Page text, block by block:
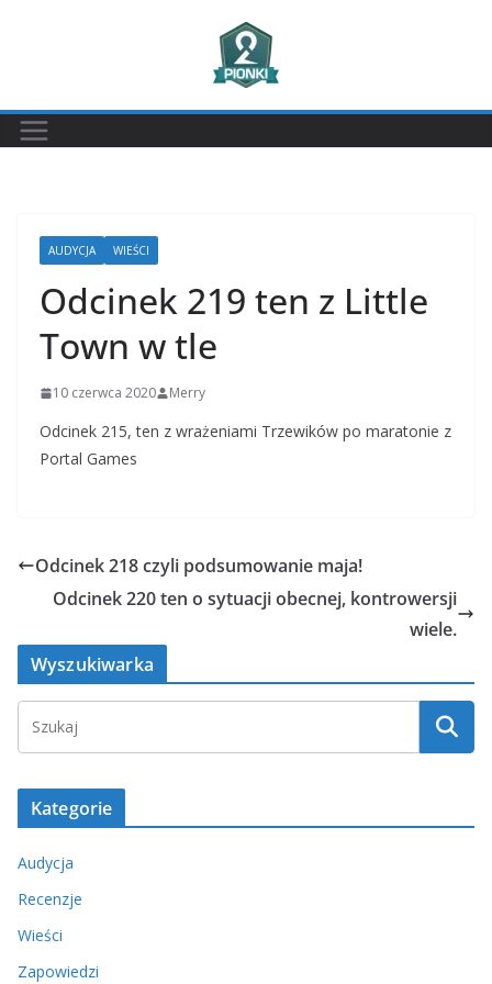
AUDYCJA WIEŚCI
Odcinek 219 ten z Little
Town w tle
10 czerwca 2020 Merry
Odcinek 215, ten z wrażeniami Trzewików po maratonie z
Portal Games
Odcinek 218 czyli podsumowanie maja!
Odcinek 220 ten o sytuacji obecnej, kontrowersji
wiele.
Wyszukiwarka
Kategorie
Audycja
Recenzje
Wieści
Zapowiedzi